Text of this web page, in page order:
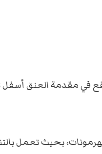
في مقدمة العنق أسفل
بحيث تعمل